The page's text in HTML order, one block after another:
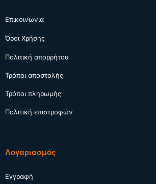
Επικοινωνία
Όροι Χρήσης
Πολιτική απορρήτου
Τρόποι αποστολής
Τρόποι πληρωμής
Πολιτική επιστροφών
Λογαριασμός
Εγγραφή